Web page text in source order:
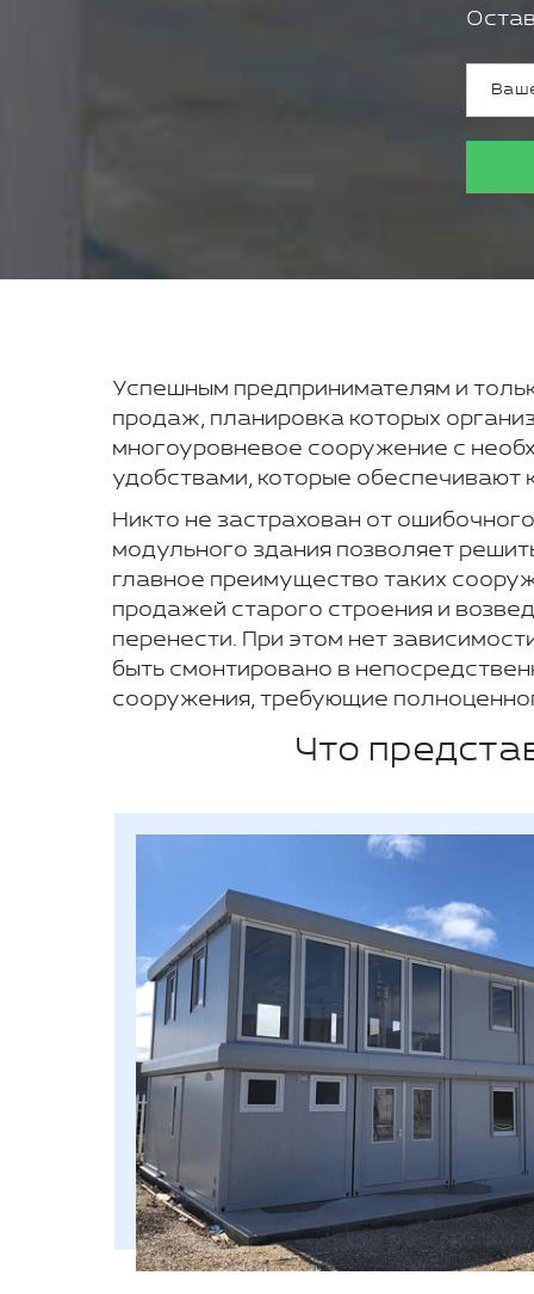
Успешным предпринимателям и
продаж, планировка которых
многоуровневое сооружение с
удобствами, которые обеспечивают
Никто не застрахован от
модульного здания позволяет
главное преимущество таких
продажей старого строения и
перенести. При этом нет
быть смонтировано в
сооружения, требующие
Что